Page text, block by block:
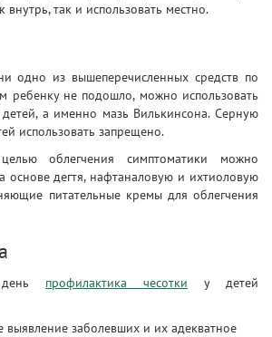
так и использовать местно.
одно из вышеперечисленных средств по
ребенку не подошло, можно использовать
а именно мазь Вилькинсона. Серную
использовать запрещено.
облегчения симптоматики можно
основе дегтя, нафтаналовую и ихтиоловую
питательные кремы для облегчения
профилактика чесотки у детей
выявление заболевших и их адекватное